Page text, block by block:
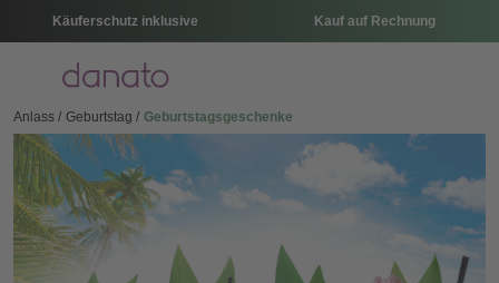
Käuferschutz inklusive Kauf auf Rechnung
Menü
Anlass Geburtstag Geburtstagsgeschenke